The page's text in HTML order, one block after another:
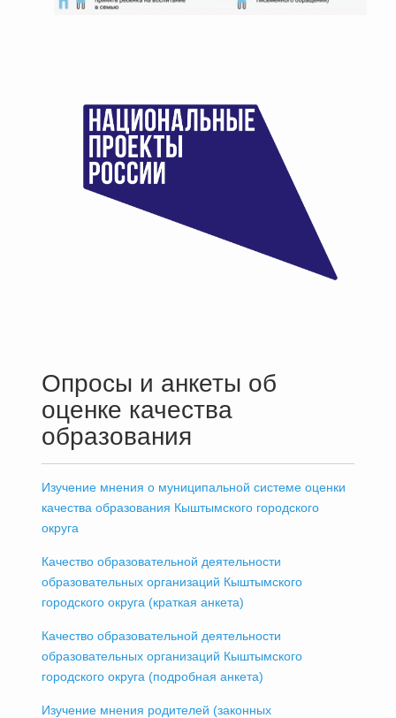
Опросы и анкеты об
оценке качества
образования
Изучение мнения о муниципальной системе оценки
качества образования Кыштымского городского
округа
Качество образовательной деятельности
образовательных организаций Кыштымского
городского округа (краткая анкета)
Качество образовательной деятельности
образовательных организаций Кыштымского
городского округа (подробная анкета)
Изучение мнения родителей (законных